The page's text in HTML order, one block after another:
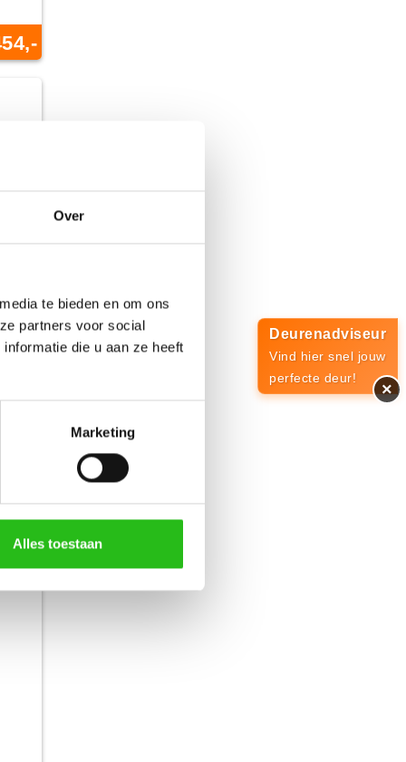
Over
te bieden en om ons
partners voor social
die u aan ze heeft
Marketing
Alles toestaan
Deurenadviseur
Vind hier snel jouw
perfecte deur!
×